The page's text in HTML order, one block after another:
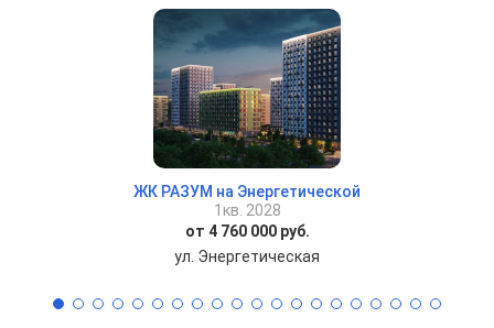
ЖК РАЗУМ на Энергетической
1кв. 2028
от 4 760 000 руб.
ул. Энергетическая